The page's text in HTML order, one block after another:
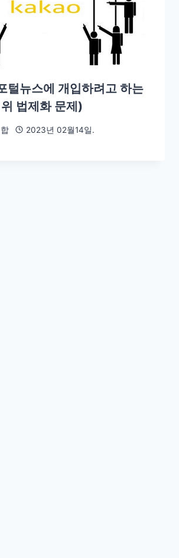
털뉴스에 개입하려고 하는
법제화 문제)
2023년 02월14일.